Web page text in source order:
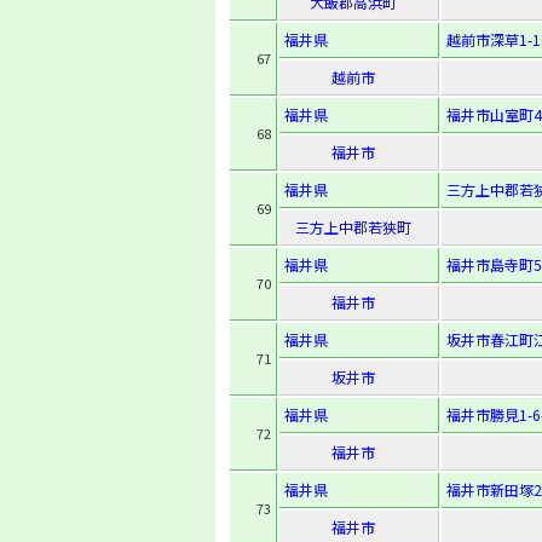
67
福井県
越前市深草1-
越前市
68
福井県
福井市山室町
福井市
69
福井県
三方上中郡若
三方上中郡若狭町
70
福井県
福井市島寺町
福井市
71
福井県
坂井市春江町
坂井市
72
福井県
福井市勝見1-
福井市
73
福井県
福井市新田塚
福井市